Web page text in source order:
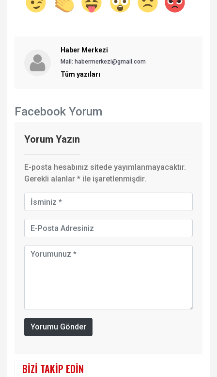
Haber Merkezi
Mail: habermerkezi@gmail.com
Tüm yazıları
Facebook Yorum
Yorum Yazın
E-posta hesabınız sitede yayımlanmayacaktır.
Gerekli alanlar * ile işaretlenmişdir.
Yorumu Gönder
BIZI TAKIP EDIN